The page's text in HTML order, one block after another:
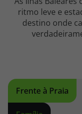
ritmo leve e
destino onde
Frente à Praia